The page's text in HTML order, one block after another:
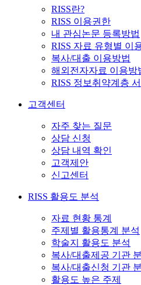
RISS란?
RISS 이용권한
내 관심논문 등록방법
RISS 자료 유형별 이
복사/대출 이용방법
해외전자자료 이용방
RISS 정보취약계층
고객센터
자주 찾는 질문
상담 신청
상담 내역 확인
고객제안
신고센터
RISS 활용도 분석
자료 현황 통계
주제별 활용통계 분석
학술지 활용도 분석
복사/대출제공 기관
복사/대출신청 기관
활용도 높은 주제